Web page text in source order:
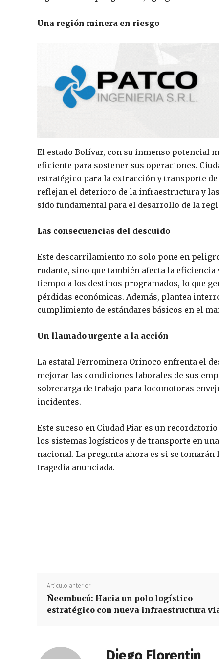
Una región minera en riesgo
El estado Bolívar, con su inmenso potencial
eficiente para sostener sus operaciones.
estratégico para la extracción y transporte
reflejan el deterioro de la infraestructura y
sido fundamental para el desarrollo de la
Las consecuencias del descuido
Este descarrilamiento no solo pone en
rodante, sino que también afecta la
tiempo a los destinos programados, lo que
pérdidas económicas. Además, plantea
cumplimiento de estándares básicos en el
Un llamado urgente a la acción
La estatal Ferrominera Orinoco enfrenta el
mejorar las condiciones laborales de sus
sobrecarga de trabajo para locomotoras
incidentes.
Este suceso en Ciudad Piar es un
los sistemas logísticos y de transporte en
nacional. La pregunta ahora es si se
tragedia anunciada.
Artículo anterior
Ñeembucú: Hacia un polo logístico
estratégico con nueva infraestructura
Diego Florentin